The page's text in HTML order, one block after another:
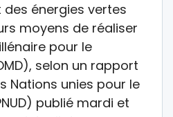
énergies vertes
moyens de réaliser
pour le
selon un rapport
Nations unies pour le
publié mardi et